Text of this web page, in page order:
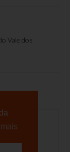
mais
Vale dos